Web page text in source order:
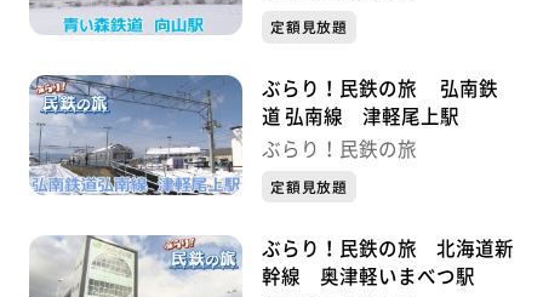
定額見放題
ぶらり！民鉄の旅 弘南鉄
道 弘南線 津軽尾上駅
ぶらり！民鉄の旅
定額見放題
ぶらり！民鉄の旅 北海道新
幹線 奥津軽いまべつ駅